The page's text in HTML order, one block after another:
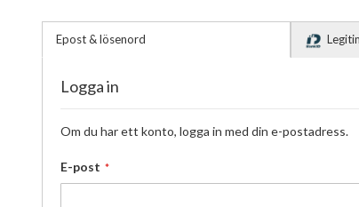
Epost & lösenord
Logga in
Om du har ett konto, logga in med din e-postadress.
E-post